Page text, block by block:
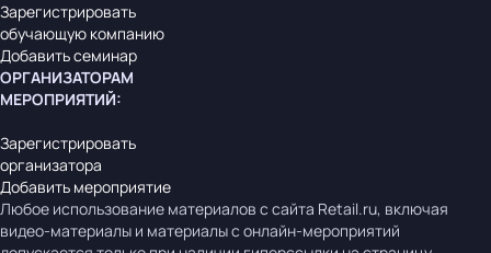
Зарегистрировать
обучающую компанию
Добавить семинар
ОРГАНИЗАТОРАМ
МЕРОПРИЯТИЙ:
Зарегистрировать
организатора
Добавить мероприятие
Любое использование материалов с сайта Retail.ru, включая
видео-материалы и материалы с онлайн-мероприятий